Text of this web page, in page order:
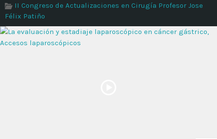
II Congreso de Actualizaciones en Cirugía Profesor Jose
Félix Patiño